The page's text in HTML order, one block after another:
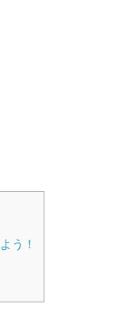
う！